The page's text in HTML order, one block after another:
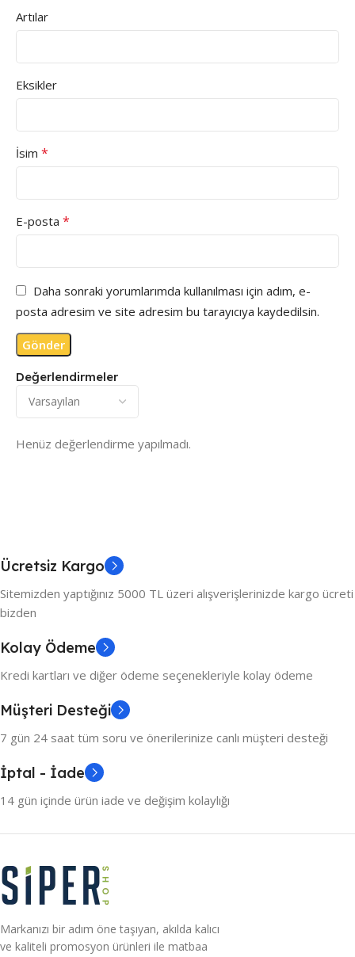
Değerlendirmeler
Henüz değerlendirme yapılmadı.
Artılar
Eksikler
İsim *
E-posta *
Daha sonraki yorumlarımda kullanılması için adım, e-
posta adresim ve site adresim bu tarayıcıya kaydedilsin.
Ücretsiz Kargo
Sitemizden yaptığınız 5000 TL üzeri alışverişlerinizde kargo ücreti
bizden
Kolay Ödeme
Kredi kartları ve diğer ödeme seçenekleriyle kolay ödeme
Müşteri Desteği
7 gün 24 saat tüm soru ve önerilerinize canlı müşteri desteği
İptal - İade
14 gün içinde ürün iade ve değişim kolaylığı
Markanızı bir adım öne taşıyan, akılda kalıcı
ve kaliteli promosyon ürünleri ile matbaa